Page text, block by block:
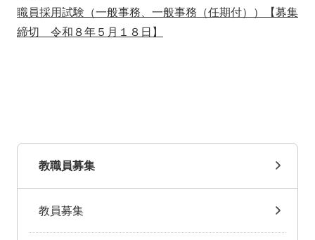
職員採用試験（一般事務、一般事務（任期付））【募集
締切 令和８年５月１８日】
教職員募集
教員募集